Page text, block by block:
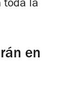
toda la
en